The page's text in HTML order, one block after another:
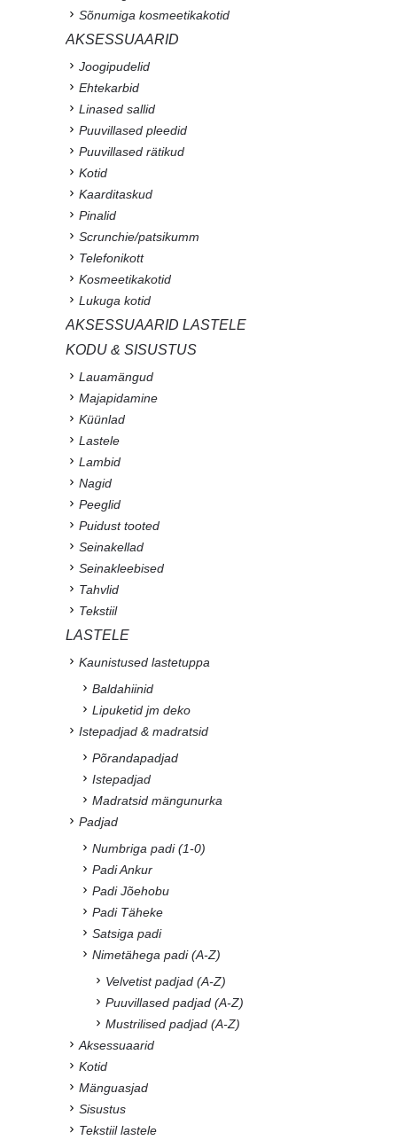
Sõnumiga kosmeetikakotid
AKSESSUAARID
Joogipudelid
Ehtekarbid
Linased sallid
Puuvillased pleedid
Puuvillased rätikud
Kotid
Kaarditaskud
Pinalid
Scrunchie/patsikumm
Telefonikott
Kosmeetikakotid
Lukuga kotid
AKSESSUAARID LASTELE
KODU & SISUSTUS
Lauamängud
Majapidamine
Küünlad
Lastele
Lambid
Nagid
Peeglid
Puidust tooted
Seinakellad
Seinakleebised
Tahvlid
Tekstiil
LASTELE
Kaunistused lastetuppa
Baldahiinid
Lipuketid jm deko
Istepadjad & madratsid
Põrandapadjad
Istepadjad
Madratsid mängunurka
Padjad
Numbriga padi (1-0)
Padi Ankur
Padi Jõehobu
Padi Täheke
Satsiga padi
Nimetähega padi (A-Z)
Velvetist padjad (A-Z)
Puuvillased padjad (A-Z)
Mustrilised padjad (A-Z)
Aksessuaarid
Kotid
Mänguasjad
Sisustus
Tekstiil lastele